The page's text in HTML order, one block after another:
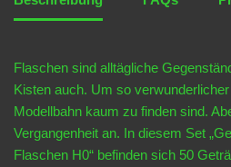
Flaschen sind alltägliche
Kisten auch. Um so
Modellbahn kaum zu finden sind.
Vergangenheit an. In diesem Set
Flaschen H0“ befinden sich 50